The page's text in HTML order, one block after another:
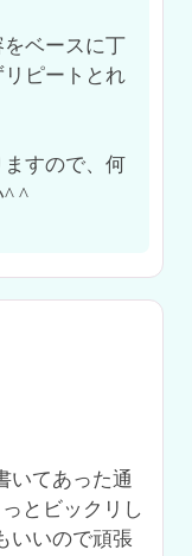
ベースに丁
ピートとれ
すので、何
^ ^
いてあった通
とビックリし
いいので頑張